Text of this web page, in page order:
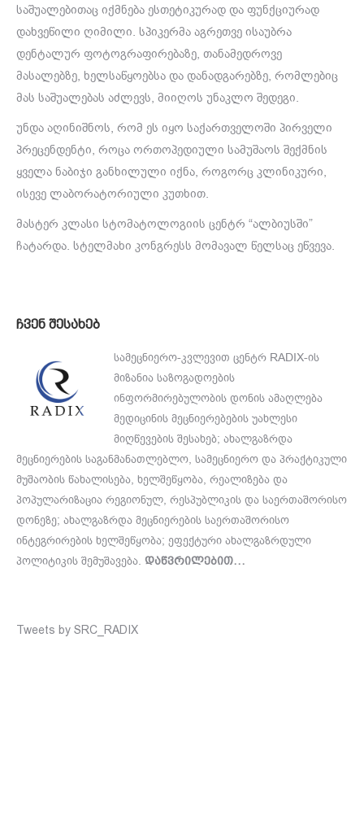
საშუალებითაც იქმნება ესთეტიკურად და ფუნქციურად
დახვეწილი ღიმილი. სპიკერმა აგრეთვე ისაუბრა
დენტალურ ფოტოგრაფირებაზე, თანამედროვე
მასალებზე, ხელსაწყოებსა და დანადგარებზე, რომლებიც
მას საშუალებას აძლევს, მიიღოს უნაკლო შედეგი.
უნდა აღინიშნოს, რომ ეს იყო საქართველოში პირველი
პრეცენდენტი, როცა ორთოპედიული სამუშაოს შექმნის
ყველა ნაბიჯი განხილული იქნა, როგორც კლინიკური,
ისევე ლაბორატორიული კუთხით.
მასტერ კლასი სტომატოლოგიის ცენტრ “ალბიუსში”
ჩატარდა. სტელმახი კონგრესს მომავალ წელსაც ეწვევა.
ჩვენ შესახებ
სამეცნიერო-კვლევით ცენტრ RADIX-ის
მიზანია საზოგადოების
ინფორმირებულობის დონის ამაღლება
მედიცინის მეცნიერებების უახლესი
მიღწევების შესახებ; ახალგაზრდა
მეცნიერების საგანმანათლებლო, სამეცნიერო და პრაქტიკული
მუშაობის წახალისება, ხელშეწყობა, რეალიზება და
პოპულარიზაცია რეგიონულ, რესპუბლიკის და საერთაშორისო
დონეზე; ახალგაზრდა მეცნიერების საერთაშორისო
ინტეგრირების ხელშეწყობა; ეფექტური ახალგაზრდული
პოლიტიკის შემუშავება. დაწვრილებით…
Tweets by SRC_RADIX